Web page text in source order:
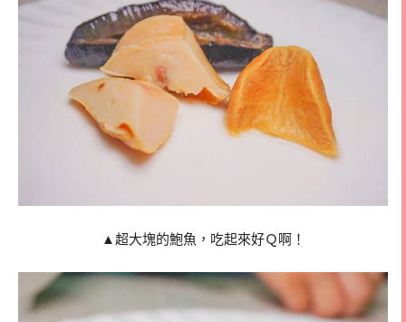
▲超大塊的鮑魚，吃起來好Ｑ啊！